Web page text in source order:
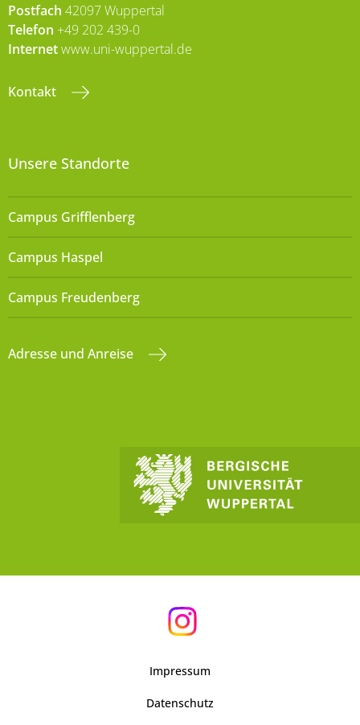
Postfach 42097 Wuppertal
Telefon +49 202 439-0
Internetwww.uni-wuppertal.de
Kontakt
Unsere Standorte
Campus Grifflenberg
Campus Haspel
Campus Freudenberg
Adresse und Anreise
Impressum
Datenschutz